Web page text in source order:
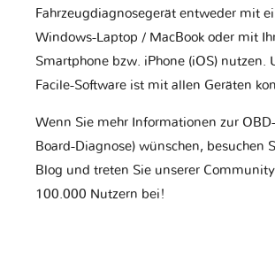
Fahrzeugdiagnosegerät entweder mit
Windows-Laptop / MacBook oder mit
Smartphone bzw. iPhone (iOS) nutzen.
Facile-Software ist mit allen Geräten
Wenn Sie mehr Informationen zur
Board-Diagnose) wünschen, besuchen
Blog und treten Sie unserer
100.000 Nutzern bei!